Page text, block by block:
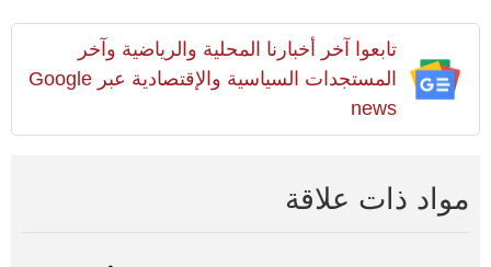
تابعوا آخر أخبارنا المحلية والرياضية وآخر
المستجدات السياسية والإقتصادية عبر Google
news
مواد ذات علاقة